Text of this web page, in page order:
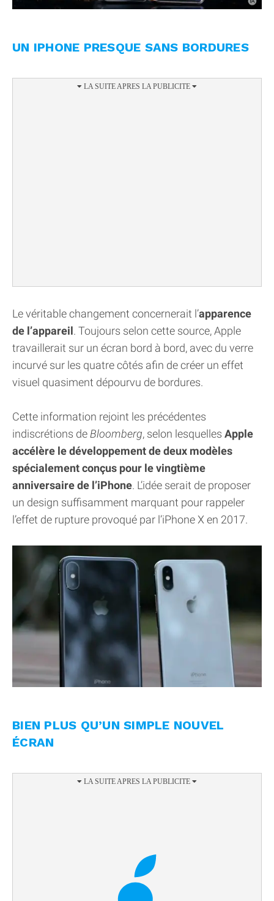
UN IPHONE PRESQUE SANS BORDURES
Le véritable changement concernerait l’apparence
de l’appareil. Toujours selon cette source, Apple
travaillerait sur un écran bord à bord, avec du verre
incurvé sur les quatre côtés afin de créer un effet
visuel quasiment dépourvu de bordures.
Cette information rejoint les précédentes
indiscrétions de Bloomberg, selon lesquelles Apple
accélère le développement de deux modèles
spécialement conçus pour le vingtième
anniversaire de l’iPhone. L’idée serait de proposer
un design suffisamment marquant pour rappeler
l’effet de rupture provoqué par l’iPhone X en 2017.
BIEN PLUS QU’UN SIMPLE NOUVEL
ÉCRAN